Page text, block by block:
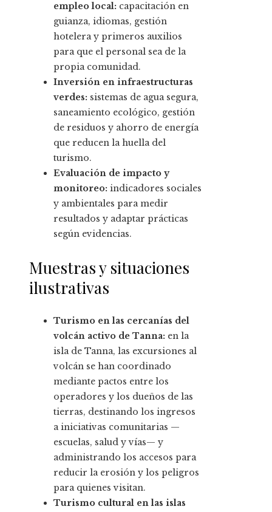
empleo local: capacitación en
guianza, idiomas, gestión
hotelera y primeros auxilios
para que el personal sea de la
propia comunidad.
Inversión en infraestructuras
verdes: sistemas de agua segura,
saneamiento ecológico, gestión
de residuos y ahorro de energía
que reducen la huella del
turismo.
Evaluación de impacto y
monitoreo: indicadores sociales
y ambientales para medir
resultados y adaptar prácticas
según evidencias.
Muestras y situaciones
ilustrativas
Turismo en las cercanías del
volcán activo de Tanna: en la
isla de Tanna, las excursiones al
volcán se han coordinado
mediante pactos entre los
operadores y los dueños de las
tierras, destinando los ingresos
a iniciativas comunitarias —
escuelas, salud y vías— y
administrando los accesos para
reducir la erosión y los peligros
para quienes visitan.
Turismo cultural en las islas